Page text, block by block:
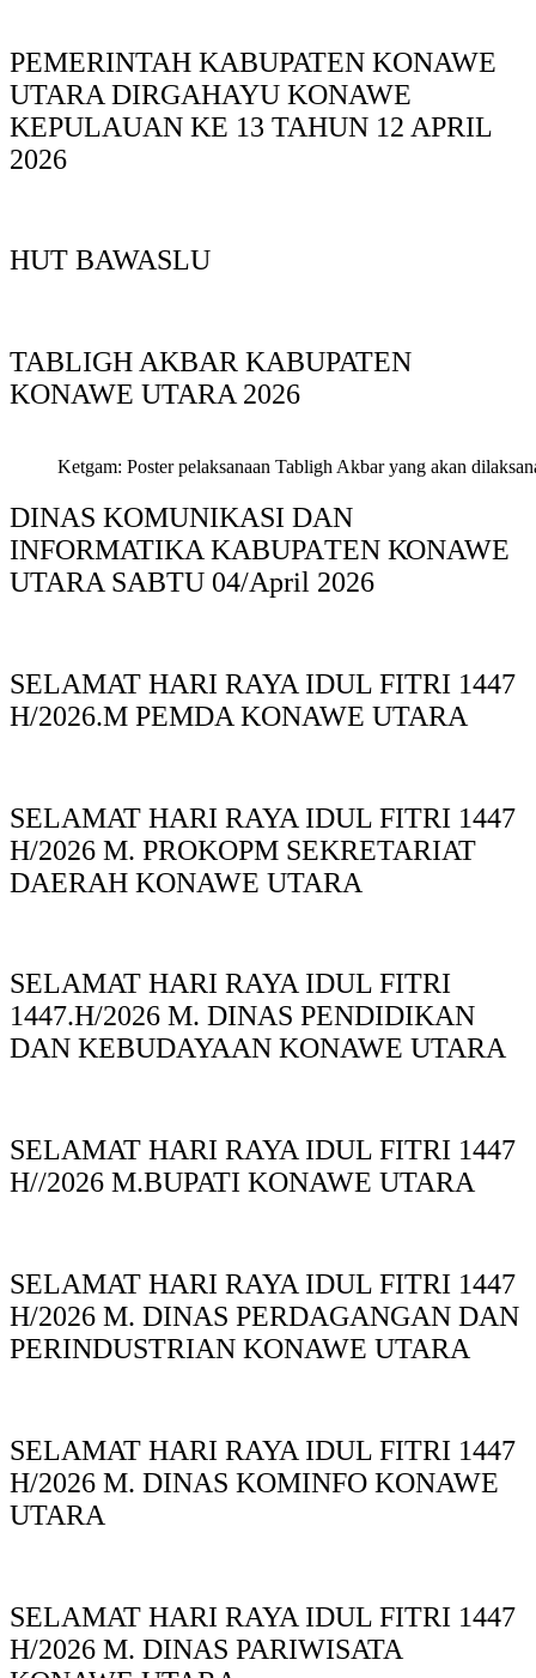
PEMERINTAH KABUPATEN KONAWE
UTARA DIRGAHAYU KONAWE
KEPULAUAN KE 13 TAHUN 12 APRIL
2026
HUT BAWASLU
TABLIGH AKBAR KABUPATEN
KONAWE UTARA 2026
Ketgam: Poster pelaksanaan Tabligh Akbar yang akan
DINAS KOMUNIKASI DAN
INFORMATIKA KABUPAΤΕΝ ΚΟNAWE
UTARA SABTU 04/April 2026
SELAMAT HARI RAYA IDUL FITRI 1447
H/2026.M PEMDA KONAWE UTARA
SELAMAT HARI RAYA IDUL FITRI 1447
H/2026 M. PROKOPM SEKRETARIAT
DAERAH KONAWE UTARA
SELAMAT HARI RAYA IDUL FITRI
1447.H/2026 M. DINAS PENDIDIKAN
DAN KEBUDAYAAN KONAWE UTARA
SELAMAT HARI RAYA IDUL FITRI 1447
H//2026 M.BUPATI KONAWE UTARA
SELAMAT HARI RAYA IDUL FITRI 1447
H/2026 M. DINAS PERDAGANGAN DAN
PERINDUSTRIAN KONAWE UTARA
SELAMAT HARI RAYA IDUL FITRI 1447
H/2026 M. DINAS KOMINFO KONAWE
UTARA
SELAMAT HARI RAYA IDUL FITRI 1447
H/2026 M. DINAS PARIWISATA